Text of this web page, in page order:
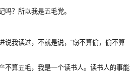
吗？所以我是五毛党。
说我读过，不就是说，“窃不算偷，偷不算
不算五毛，我是一个读书人。读书人的事能